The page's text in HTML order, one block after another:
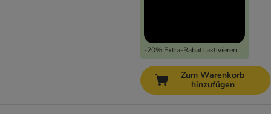
-20% Extra-Rabatt aktivieren
Zum Warenkorb
hinzufügen